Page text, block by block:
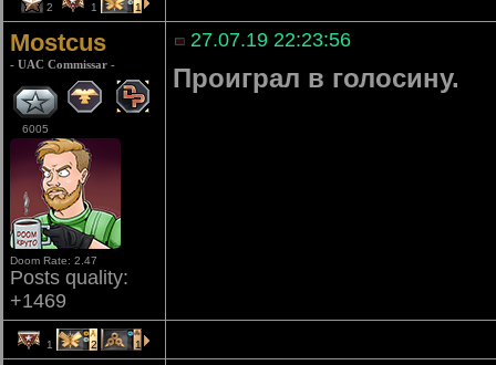
2 1 1
Mostcus
- UAC Commissar -
6005
Doom Rate: 2.47
Posts quality:
+1469
27.07.19 22:23:56
Проиграл в голосину.
1 2 1